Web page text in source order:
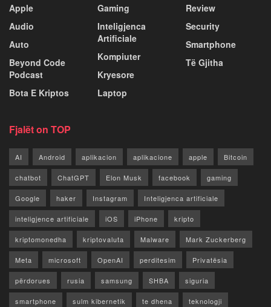
Apple
Audio
Auto
Beyond Code
Podcast
Bota E Kriptos
Gaming
Inteligjenca
Artificiale
Kompiuter
Kryesore
Laptop
Review
Security
Smartphone
Të Gjitha
Fjalët on TOP
AI Android aplikacion aplikacione apple Bitcoin
chatbot ChatGPT Elon Musk facebook gaming
Google haker Instagram Inteligjenca artificiale
inteligjence artificiale iOS iPhone kripto
kriptomonedha kriptovaluta Malware Mark Zuckerberg
Meta microsoft OpenAI perditesim Privatësia
përdorues rusia samsung SHBA siguria
smartphone sulm kibernetik te dhena teknologji